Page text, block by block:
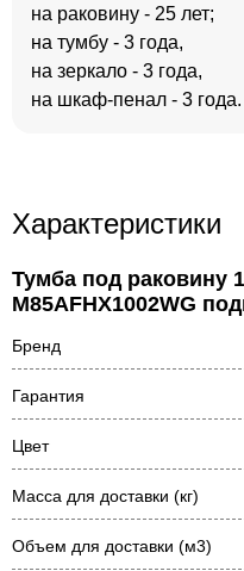
на раковину - 25 лет;
на тумбу - 3 года,
на зеркало - 3 года,
на шкаф-пенал - 3 года.
Характеристики
Тумба под раковину
M85AFHX1002WG
Бренд
Гарантия
Цвет
Масса для доставки (кг)
Объем для доставки (м3)